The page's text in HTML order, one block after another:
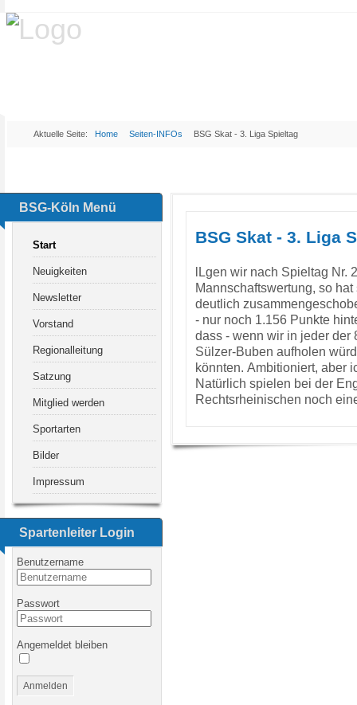
Aktuelle Seite: Home Seiten-INFOs BSG Skat - 3. Liga Spieltag
BSG-Köln Menü
Start
Neuigkeiten
Newsletter
Vorstand
Regionalleitung
Satzung
Mitglied werden
Sportarten
Bilder
Impressum
Spartenleiter Login
Benutzername
Passwort
Angemeldet bleiben
Anmelden
BSG Skat - 3. Liga
lLgen wir nach Spieltag Nr.
Mannschaftswertung, so
deutlich
- nur noch 1.156 Punkte
dass - wenn wir in jeder der
Sülzer-Buben aufholen
könnten. Ambitioniert, aber
Natürlich spielen bei der
Rechtsrheinischen noch